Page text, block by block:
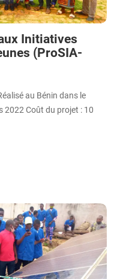
Initiatives
(ProSIA-
au Bénin dans le
2022 Coût du projet : 10